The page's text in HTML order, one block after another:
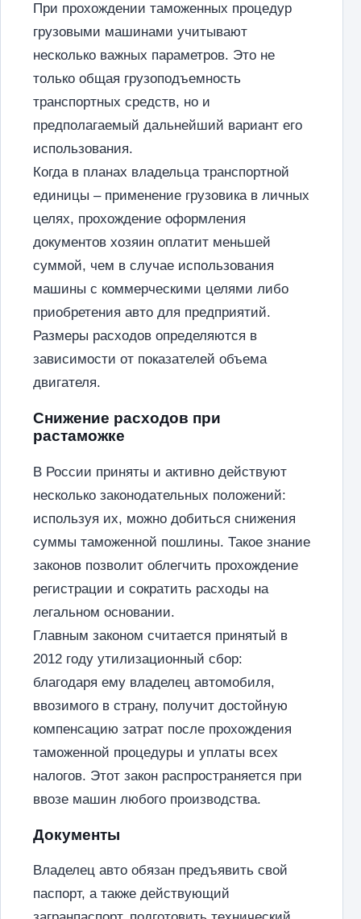
При прохождении таможенных процедур
грузовыми машинами учитывают
несколько важных параметров. Это не
только общая грузоподъемность
транспортных средств, но и
предполагаемый дальнейший вариант его
использования.
Когда в планах владельца транспортной
единицы – применение грузовика в личных
целях, прохождение оформления
документов хозяин оплатит меньшей
суммой, чем в случае использования
машины с коммерческими целями либо
приобретения авто для предприятий.
Размеры расходов определяются в
зависимости от показателей объема
двигателя.
Снижение расходов при
растаможке
В России приняты и активно действуют
несколько законодательных положений:
используя их, можно добиться снижения
суммы таможенной пошлины. Такое знание
законов позволит облегчить прохождение
регистрации и сократить расходы на
легальном основании.
Главным законом считается принятый в
2012 году утилизационный сбор:
благодаря ему владелец автомобиля,
ввозимого в страну, получит достойную
компенсацию затрат после прохождения
таможенной процедуры и уплаты всех
налогов. Этот закон распространяется при
ввозе машин любого производства.
Документы
Владелец авто обязан предъявить свой
паспорт, а также действующий